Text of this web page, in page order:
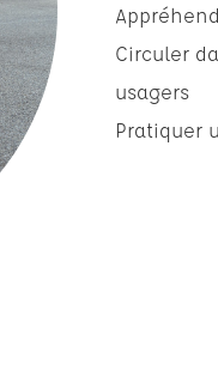
Circuler
usagers
Pratiquer